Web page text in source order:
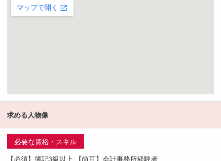
求める人物像
必要な資格・スキル
【必須】簿記3級以上 【尚可】会計事務所経験者